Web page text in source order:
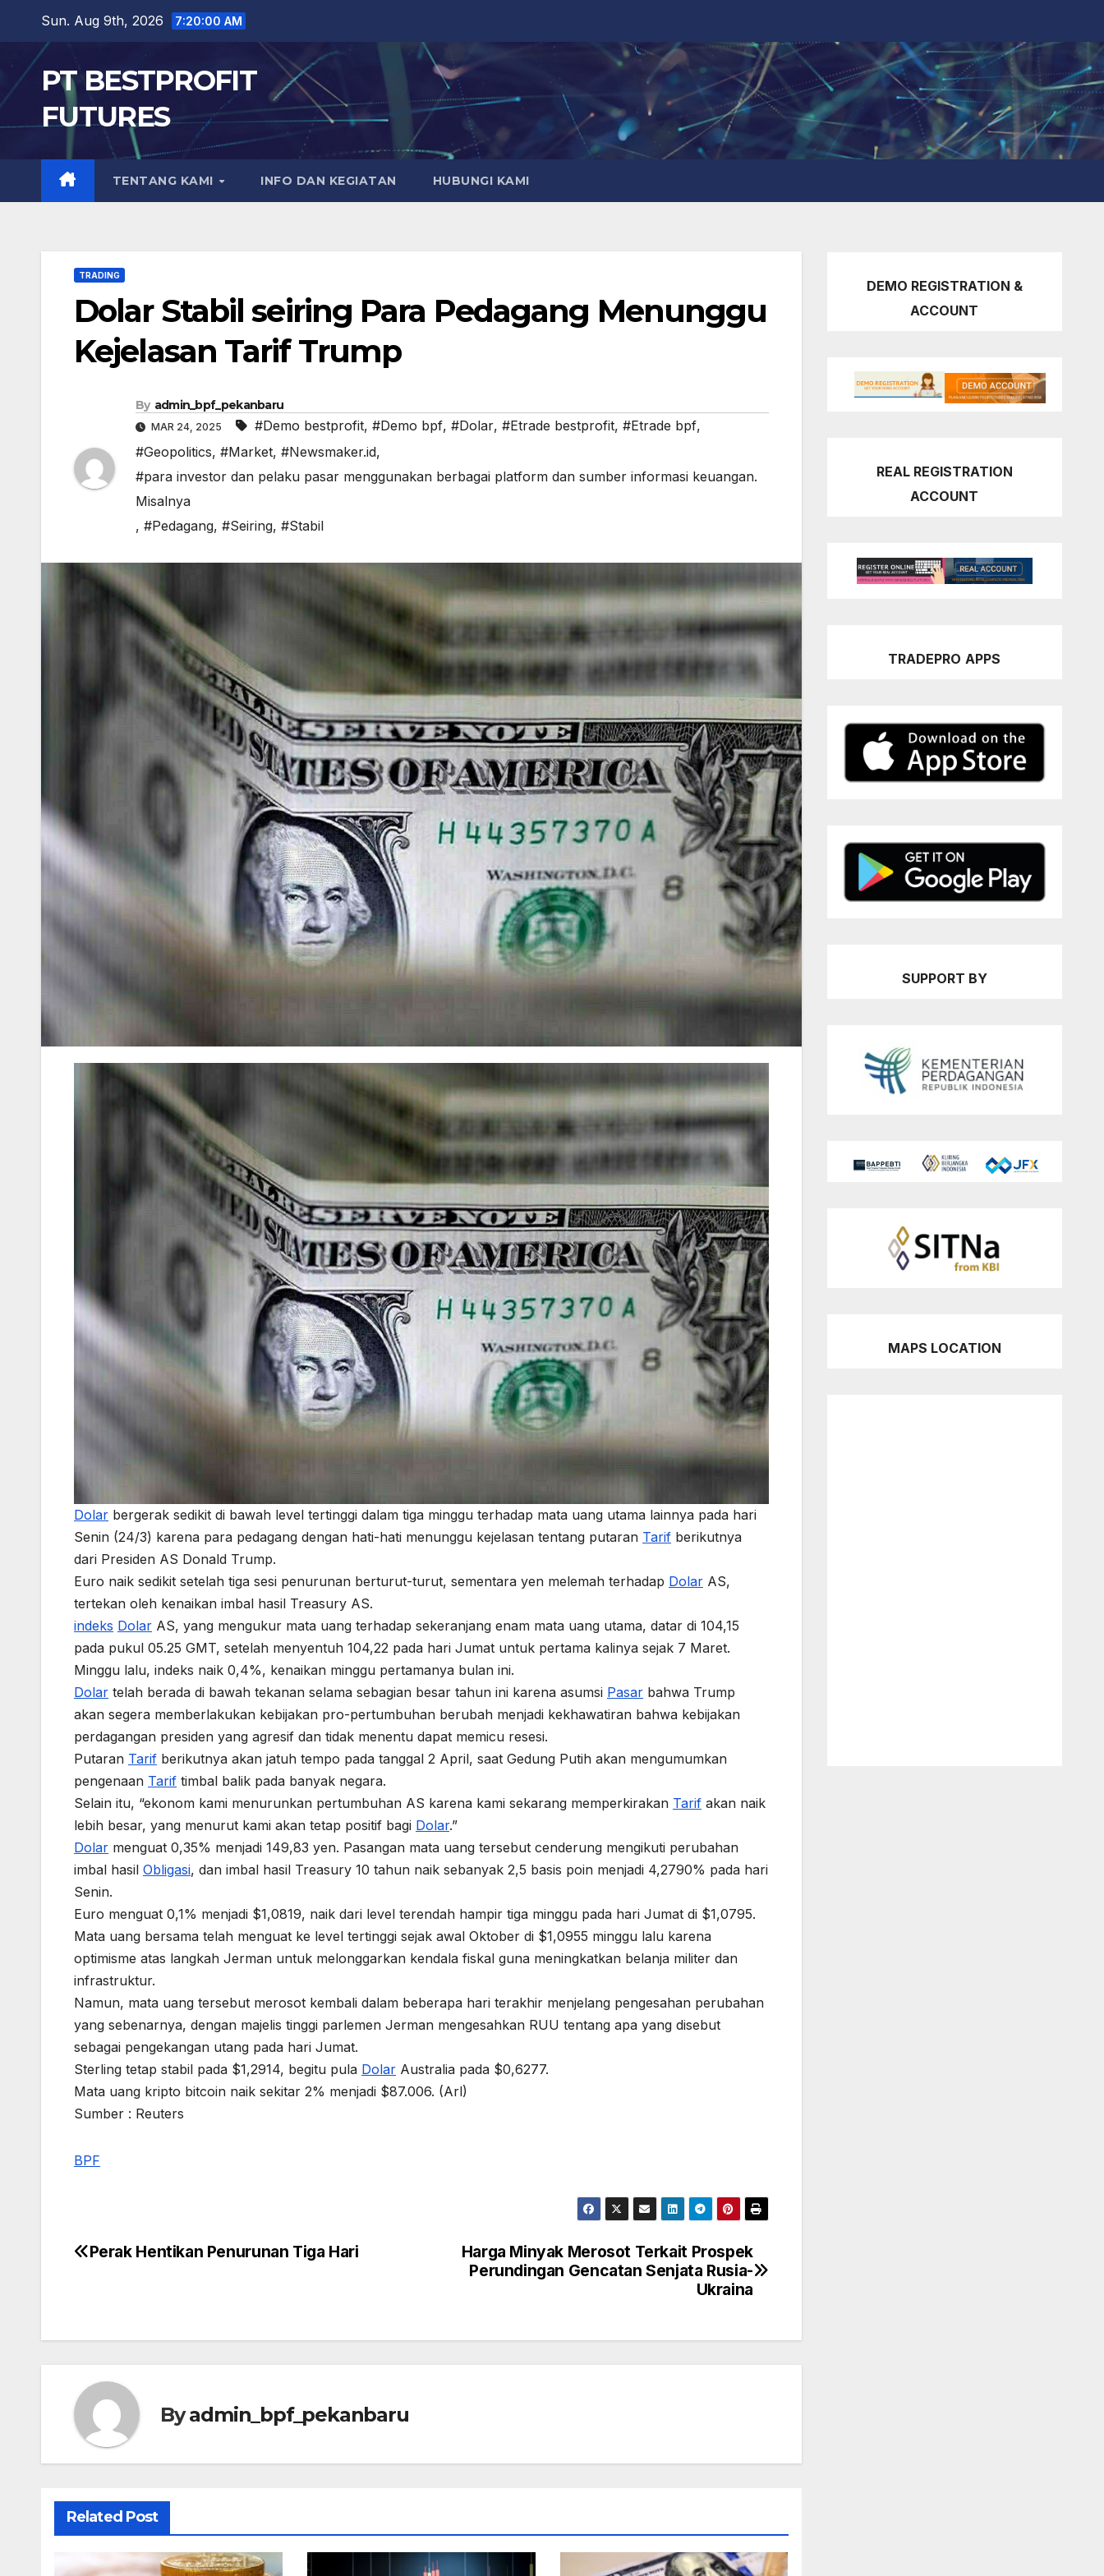
content
Sun. Aug 9th, 2026 7:20:01 AM
PT BESTPROFIT
FUTURES
TENTANG KAMI INFO DAN KEGIATAN HUBUNGI KAMI
TRADING
Dolar Stabil seiring Para Pedagang Menunggu
Kejelasan Tarif Trump
By admin_bpf_pekanbaru
MAR 24, 2025 #Demo bestprofit, #Demo bpf, #Dolar, #Etrade bestprofit, #Etrade bpf,
#Geopolitics, #Market, #Newsmaker.id,
#para investor dan pelaku pasar menggunakan berbagai platform dan sumber informasi keuangan.
Misalnya
, #Pedagang, #Seiring, #Stabil
Dolar bergerak sedikit di bawah level tertinggi dalam tiga minggu terhadap mata uang utama lainnya pada hari
Senin (24/3) karena para pedagang dengan hati-hati menunggu kejelasan tentang putaran Tarif berikutnya
dari Presiden AS Donald Trump.
Euro naik sedikit setelah tiga sesi penurunan berturut-turut, sementara yen melemah terhadap Dolar AS,
tertekan oleh kenaikan imbal hasil Treasury AS.
indeks Dolar AS, yang mengukur mata uang terhadap sekeranjang enam mata uang utama, datar di 104,15
pada pukul 05.25 GMT, setelah menyentuh 104,22 pada hari Jumat untuk pertama kalinya sejak 7 Maret.
Minggu lalu, indeks naik 0,4%, kenaikan minggu pertamanya bulan ini.
Dolar telah berada di bawah tekanan selama sebagian besar tahun ini karena asumsi Pasar bahwa Trump
akan segera memberlakukan kebijakan pro-pertumbuhan berubah menjadi kekhawatiran bahwa kebijakan
perdagangan presiden yang agresif dan tidak menentu dapat memicu resesi.
Putaran Tarif berikutnya akan jatuh tempo pada tanggal 2 April, saat Gedung Putih akan mengumumkan
pengenaan Tarif timbal balik pada banyak negara.
Selain itu, “ekonom kami menurunkan pertumbuhan AS karena kami sekarang memperkirakan Tarif akan naik
lebih besar, yang menurut kami akan tetap positif bagi Dolar.”
Dolar menguat 0,35% menjadi 149,83 yen. Pasangan mata uang tersebut cenderung mengikuti perubahan
imbal hasil Obligasi, dan imbal hasil Treasury 10 tahun naik sebanyak 2,5 basis poin menjadi 4,2790% pada hari
Senin.
Euro menguat 0,1% menjadi $1,0819, naik dari level terendah hampir tiga minggu pada hari Jumat di $1,0795.
Mata uang bersama telah menguat ke level tertinggi sejak awal Oktober di $1,0955 minggu lalu karena
optimisme atas langkah Jerman untuk melonggarkan kendala fiskal guna meningkatkan belanja militer dan
infrastruktur.
Namun, mata uang tersebut merosot kembali dalam beberapa hari terakhir menjelang pengesahan perubahan
yang sebenarnya, dengan majelis tinggi parlemen Jerman mengesahkan RUU tentang apa yang disebut
sebagai pengekangan utang pada hari Jumat.
Sterling tetap stabil pada $1,2914, begitu pula Dolar Australia pada $0,6277.
Mata uang kripto bitcoin naik sekitar 2% menjadi $87.006. (Arl)
Sumber : Reuters
BPF
Post
Harga Minyak Merosot Terkait Prospek
Perundingan Gencatan Senjata Rusia-
Ukraina
Perak Hentikan Penurunan Tiga Hari
Byadmin_bpf_pekanbaru
Related Post
DEMO REGISTRATION &
ACCOUNT
REAL REGISTRATION
ACCOUNT
TRADEPRO APPS
SUPPORT BY
MAPS LOCATION